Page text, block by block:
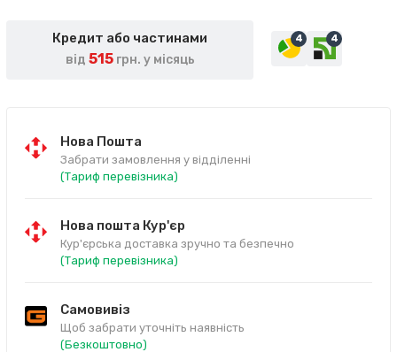
Кредит або частинами
від 515грн. у місяць
4 4
Нова Пошта
Забрати замовлення у відділенні
(Тариф перевізника)
Нова пошта Кур'єр
Кур'єрська доставка зручно та безпечно
(Тариф перевізника)
Самовивіз
Щоб забрати уточніть наявність
(Безкоштовно)